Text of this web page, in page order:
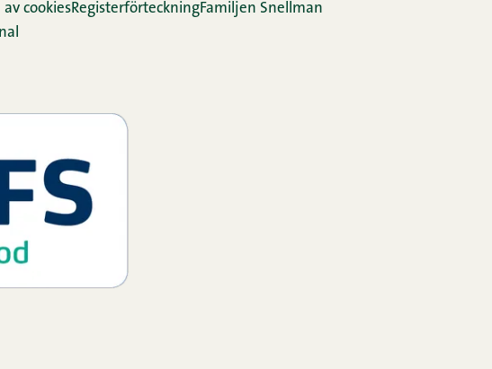
cookiesRe­gis­ter­för­teck­ningFamiljen Snellman